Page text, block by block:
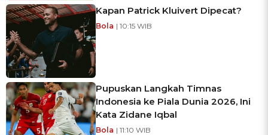
Kapan Patrick Kluivert Dipecat?
Bola | 10:15 WIB
Pupuskan Langkah Timnas
Indonesia ke Piala Dunia 2026, Ini
Kata Zidane Iqbal
Bola | 11:10 WIB